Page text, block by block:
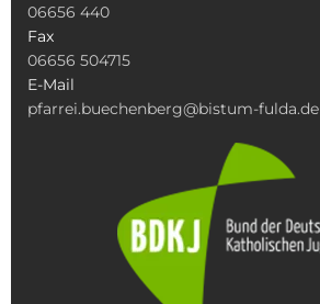
06656 440
Fax
06656 504715
E-Mail
pfarrei.buechenberg@bistum-fulda.de